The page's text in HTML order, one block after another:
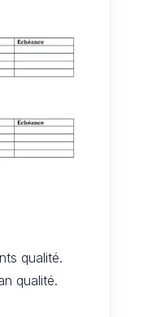
qualité.
qualité.